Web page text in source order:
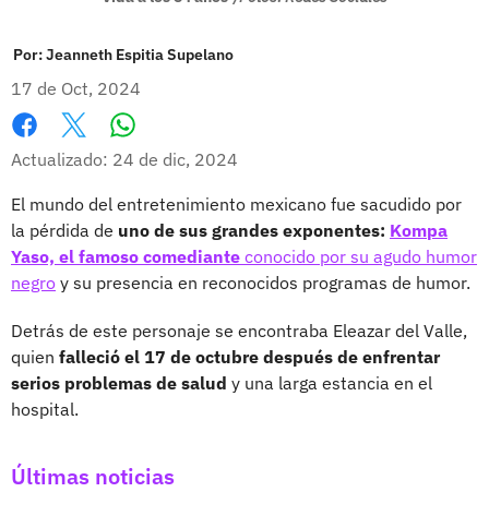
Por:Jeanneth Espitia Supelano
17 de Oct, 2024
Facebook
X
Actualizado: 24 de dic, 2024
El mundo del entretenimiento mexicano fue sacudido por
la pérdida de uno de sus grandes exponentes: Kompa
Yaso, el famoso comediante conocido por su agudo humor
negro y su presencia en reconocidos programas de humor.
Detrás de este personaje se encontraba Eleazar del Valle,
quien falleció el 17 de octubre después de enfrentar
serios problemas de salud y una larga estancia en el
hospital.
Últimas noticias